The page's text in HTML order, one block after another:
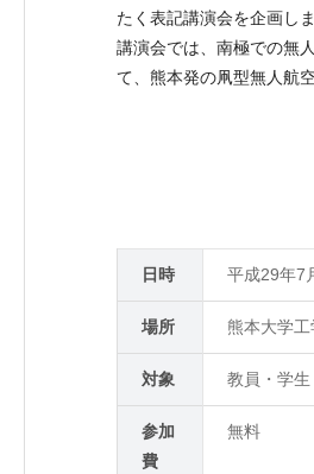
たく表記講演会を企画しま
講演会では、南極での無
て、熊本発の凧型無人航
日時 平成29年7
場所 熊本大学
対象 教員・学生
参加
費
無料